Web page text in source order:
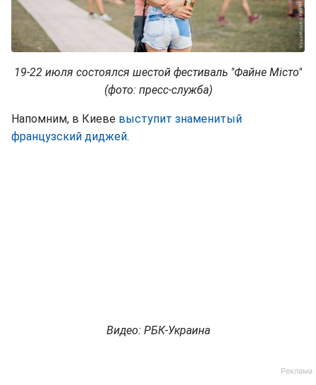
19-22 июля состоялся шестой фестиваль "Файне Місто"
(фото: пресс-служба)
Напомним, в Киеве выступит знаменитый
французский диджей.
Видео: РБК-Украина